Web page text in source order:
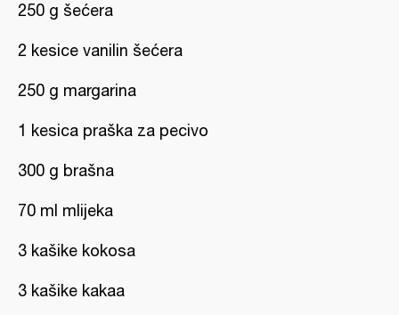
250 g šećera
2 kesice vanilin šećera
250 g margarina
1 kesica praška za pecivo
300 g brašna
70 ml mlijeka
3 kašike kokosa
3 kašike kakaa